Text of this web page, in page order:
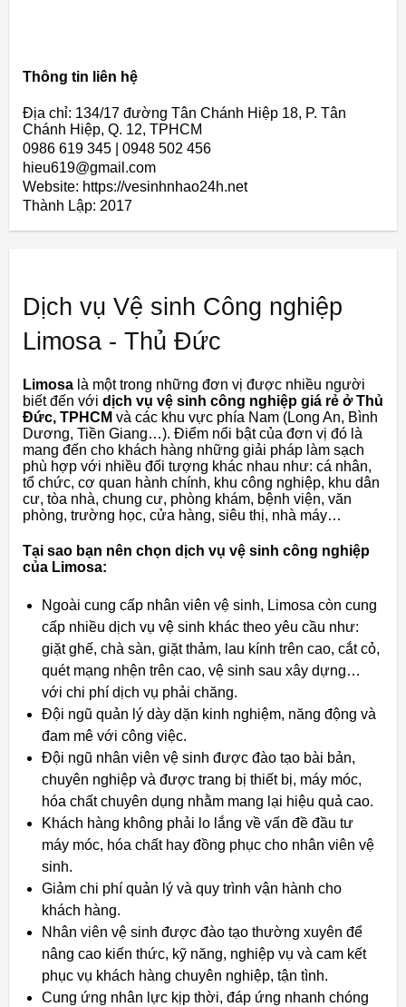
Thông tin liên hệ
Địa chỉ: 134/17 đường Tân Chánh Hiệp 18, P. Tân
Chánh Hiệp, Q. 12, TPHCM
0986 619 345 | 0948 502 456
hieu619@gmail.com
Website: https://vesinhnhao24h.net
Thành Lập: 2017
Dịch vụ Vệ sinh Công nghiệp
Limosa - Thủ Đức
Limosa là một trong những đơn vị được nhiều người
biết đến với dịch vụ vệ sinh công nghiệp giá rẻ ở Thủ
Đức, TPHCM và các khu vực phía Nam (Long An, Bình
Dương, Tiền Giang…). Điểm nổi bật của đơn vị đó là
mang đến cho khách hàng những giải pháp làm sạch
phù hợp với nhiều đối tượng khác nhau như: cá nhân,
tổ chức, cơ quan hành chính, khu công nghiệp, khu dân
cư, tòa nhà, chung cư, phòng khám, bệnh viện, văn
phòng, trường học, cửa hàng, siêu thị, nhà máy…
Tại sao bạn nên chọn dịch vụ vệ sinh công nghiệp
của Limosa:
Ngoài cung cấp nhân viên vệ sinh, Limosa còn cung
cấp nhiều dịch vụ vệ sinh khác theo yêu cầu như:
giặt ghế, chà sàn, giặt thảm, lau kính trên cao, cắt cỏ,
quét mạng nhện trên cao, vệ sinh sau xây dựng…
với chi phí dịch vụ phải chăng.
Đội ngũ quản lý dày dặn kinh nghiệm, năng động và
đam mê với công việc.
Đội ngũ nhân viên vệ sinh được đào tạo bài bản,
chuyên nghiệp và được trang bị thiết bị, máy móc,
hóa chất chuyên dụng nhằm mang lại hiệu quả cao.
Khách hàng không phải lo lắng về vấn đề đầu tư
máy móc, hóa chất hay đồng phục cho nhân viên vệ
sinh.
Giảm chi phí quản lý và quy trình vận hành cho
khách hàng.
Nhân viên vệ sinh được đào tạo thường xuyên để
nâng cao kiến ​​thức, kỹ năng, nghiệp vụ và cam kết
phục vụ khách hàng chuyên nghiệp, tận tình.
Cung ứng nhân lực kịp thời, đáp ứng nhanh chóng